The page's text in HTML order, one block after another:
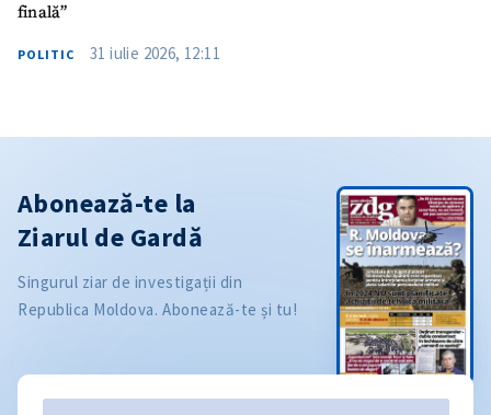
finală”
POLITIC 31 iulie 2026, 12:11
Abonează-te la
Ziarul de Gardă
Singurul ziar de investigații din
Republica Moldova. Abonează-te și tu!